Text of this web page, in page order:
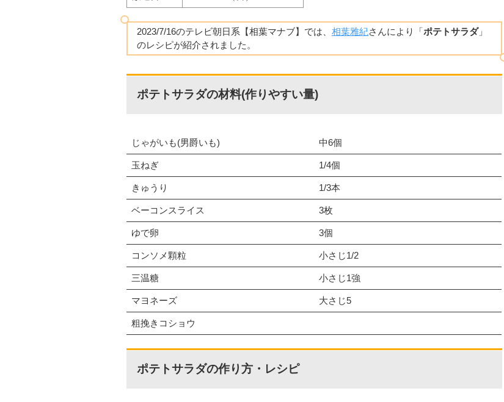
2023/7/16のテレビ朝日系【相葉マナブ】では、 相葉雅紀さんにより「ポテトサラダ」
のレシピが紹介されました。
ポテトサラダの材料(作りやすい量)
じゃがいも(男爵いも) 中6個
玉ねぎ 1/4個
きゅうり 1/3本
ベーコンスライス 3枚
ゆで卵 3個
コンソメ顆粒 小さじ1/2
三温糖 小さじ1強
マヨネーズ 大さじ5
粗挽きコショウ
ポテトサラダの作り方・レシピ